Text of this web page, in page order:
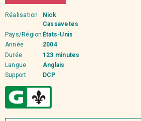
Réalisation
Nick
Cassavetes
Pays/Région États-Unis
Année
2004
Durée
123 minutes
Langue
Anglais
Support
DCP